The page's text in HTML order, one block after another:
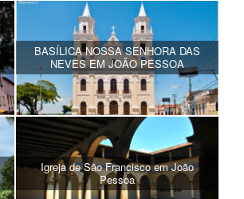
BASÍLICA NOSSA SENHORA DAS
NEVES EM JOÃO PESSOA
Igreja de São Francisco em João
Pessoa